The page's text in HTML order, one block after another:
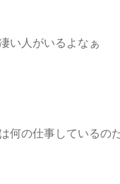
い人がいるよなぁ
何の仕事しているの